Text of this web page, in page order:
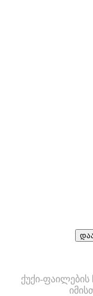
ქუქი-ფაილების